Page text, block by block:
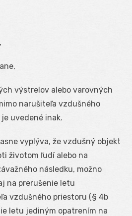
výstrelov alebo varovných
narušiteľa vzdušného
uvedené inak.
vyplýva, že vzdušný objekt
životom ľudí alebo na
následku, možno
na prerušenie letu
vzdušného priestoru (§ 4b
letu jediným opatrením na